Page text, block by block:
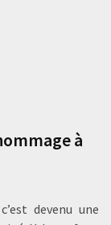
à
devenu une